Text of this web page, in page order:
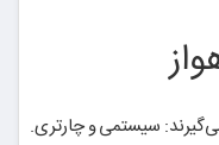
سیستمی و چارتری.